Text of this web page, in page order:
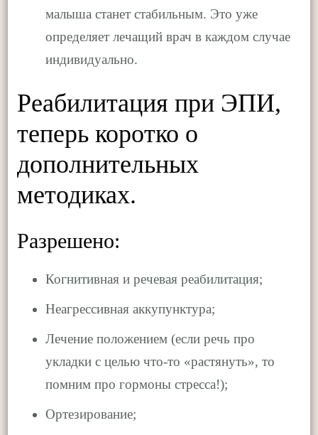
малыша станет стабильным. Это уже
определяет лечащий врач в каждом случае
индивидуально.
Реабилитация при ЭПИ,
теперь коротко о
дополнительных
методиках.
Разрешено:
Когнитивная и речевая реабилитация;
Неагрессивная аккупунктура;
Лечение положением (если речь про
укладки с целью что-то «растянуть», то
помним про гормоны стресса!);
Ортезирование;